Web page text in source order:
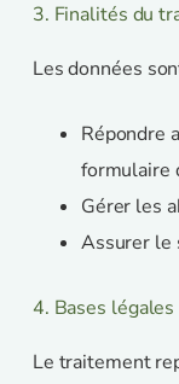
3. Finalités du
Les données
Répondre
formulaire
Gérer les
Assurer le
4. Bases légales
Le traitement